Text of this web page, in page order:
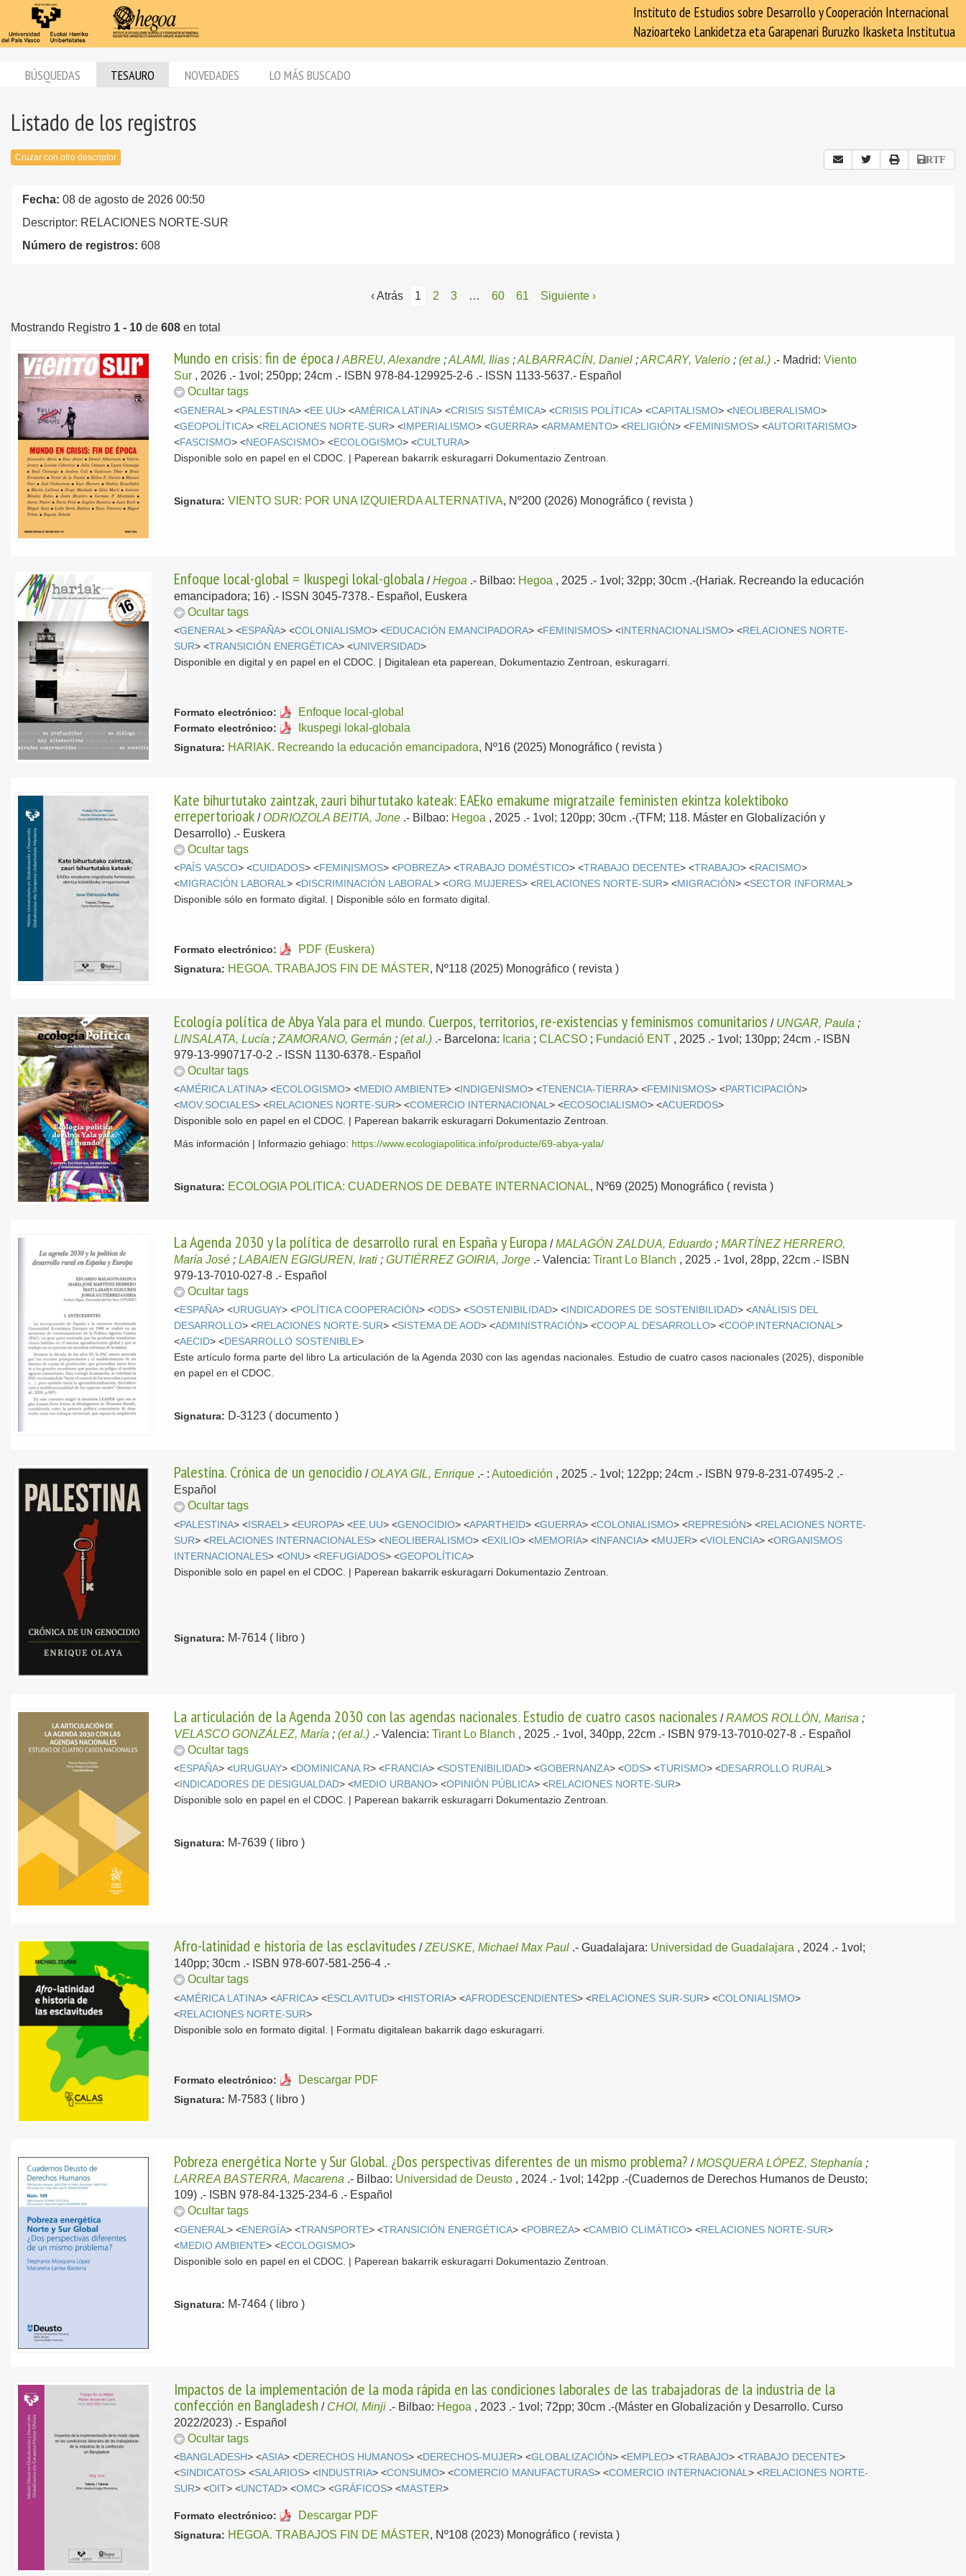
Instituto de Estudios sobre Desarrollo y Cooperación Internacional
Nazioarteko Lankidetza eta Garapenari Buruzko Ikasketa Institutua
BÚSQUEDAS TESAURO NOVEDADES LO MÁS BUSCADO
Listado de los registros
Cruzar con otro descriptor RTF
Fecha: 08 de agosto de 2026 00:50
Descriptor: RELACIONES NORTE-SUR
Número de registros: 608
‹ Atrás 1 2 3 … 60 61 Siguiente ›
Mostrando Registro 1 - 10 de 608 en total
Mundo en crisis: fin de época /ABREU, Alexandre ;ALAMI, Ilias ;ALBARRACÍN, Daniel ;ARCARY, Valerio ;(et al.) .- Madrid:Viento
Sur , 2026 .- 1vol; 250pp; 24cm .- ISBN 978-84-129925-2-6 .- ISSN 1133-5637.- Español
Ocultar tags
<GENERAL> <PALESTINA> <EE.UU> <AMÉRICA LATINA> <CRISIS SISTÉMICA> <CRISIS POLÍTICA> <CAPITALISMO> <NEOLIBERALISMO>
<GEOPOLÍTICA> <RELACIONES NORTE-SUR> <IMPERIALISMO> <GUERRA> <ARMAMENTO> <RELIGIÓN> <FEMINISMOS> <AUTORITARISMO>
<FASCISMO> <NEOFASCISMO> <ECOLOGISMO> <CULTURA>
Disponible solo en papel en el CDOC. | Paperean bakarrik eskuragarri Dokumentazio Zentroan.
Signatura: VIENTO SUR: POR UNA IZQUIERDA ALTERNATIVA, Nº200 (2026) Monográfico ( revista )
Enfoque local-global = Ikuspegi lokal-globala /Hegoa .- Bilbao: Hegoa , 2025 .- 1vol; 32pp; 30cm .-(Hariak. Recreando la educación
emancipadora; 16) .- ISSN 3045-7378.- Español, Euskera
Ocultar tags
<GENERAL> <ESPAÑA> <COLONIALISMO> <EDUCACIÓN EMANCIPADORA> <FEMINISMOS> < INTERNACIONALISMO> <RELACIONES NORTE-
SUR> <TRANSICIÓN ENERGÉTICA> <UNIVERSIDAD>
Disponible en digital y en papel en el CDOC. | Digitalean eta paperean, Dokumentazio Zentroan, eskuragarri.
Formato electrónico: Enfoque local-global
Formato electrónico: Ikuspegi lokal-globala
Signatura: HARIAK. Recreando la educación emancipadora, Nº16 (2025) Monográfico ( revista )
Kate bihurtutako zaintzak, zauri bihurtutako kateak: EAEko emakume migratzaile feministen ekintza kolektiboko
errepertorioak / ODRIOZOLA BEITIA, Jone .- Bilbao: Hegoa , 2025 .- 1vol; 120pp; 30cm .-(TFM; 118. Máster en Globalización y
Desarrollo) .- Euskera
Ocultar tags
<PAÍS VASCO> <CUIDADOS> <FEMINISMOS> <POBREZA> <TRABAJO DOMÉSTICO> <TRABAJO DECENTE> <TRABAJO> <RACISMO>
<MIGRACIÓN LABORAL> <DISCRIMINACIÓN LABORAL> <ORG.MUJERES> <RELACIONES NORTE-SUR> <MIGRACIÓN> <SECTOR INFORMAL>
Disponible sólo en formato digital. | Disponible sólo en formato digital.
Formato electrónico: PDF (Euskera)
Signatura: HEGOA. TRABAJOS FIN DE MÁSTER, Nº118 (2025) Monográfico ( revista )
Ecología política de Abya Yala para el mundo. Cuerpos, territorios, re-existencias y feminismos comunitarios / UNGAR, Paula ;
LINSALATA, Lucía ;ZAMORANO, Germán ;(et al.) .- Barcelona: Icaria ;CLACSO ; Fundació ENT , 2025 .- 1vol; 130pp; 24cm .- ISBN
979-13-990717-0-2 .- ISSN 1130-6378.- Español
Ocultar tags
<AMÉRICA LATINA> <ECOLOGISMO> <MEDIO AMBIENTE> < INDIGENISMO> <TENENCIA-TIERRA> <FEMINISMOS> <PARTICIPACIÓN>
<MOV.SOCIALES> <RELACIONES NORTE-SUR> <COMERCIO INTERNACIONAL> <ECOSOCIALISMO> <ACUERDOS>
Disponible solo en papel en el CDOC. | Paperean bakarrik eskuragarri Dokumentazio Zentroan.
Más información | Informazio gehiago: https://www.ecologiapolitica.info/producte/69-abya-yala/
Signatura: ECOLOGIA POLITICA: CUADERNOS DE DEBATE INTERNACIONAL, Nº69 (2025) Monográfico ( revista )
La Agenda 2030 y la política de desarrollo rural en España y Europa /MALAGÓN ZALDUA, Eduardo ;MARTÍNEZ HERRERO,
María José ;LABAIEN EGIGUREN, Irati ;GUTIÉRREZ GOIRIA, Jorge .-Valencia:Tirant Lo Blanch , 2025 .- 1vol, 28pp, 22cm .- ISBN
979-13-7010-027-8 .- Español
Ocultar tags
<ESPAÑA> <URUGUAY> <POLÍTICA COOPERACIÓN> <ODS> <SOSTENIBILIDAD> < INDICADORES DE SOSTENIBILIDAD> <ANÁLISIS DEL
DESARROLLO> <RELACIONES NORTE-SUR> <SISTEMA DE AOD> <ADMINISTRACIÓN> <COOP.AL DESARROLLO> <COOP.INTERNACIONAL>
<AECID> <DESARROLLO SOSTENIBLE>
Este artículo forma parte del libro La articulación de la Agenda 2030 con las agendas nacionales. Estudio de cuatro casos nacionales (2025), disponible
en papel en el CDOC.
Signatura: D-3123 ( documento )
Palestina. Crónica de un genocidio / OLAYA GIL, Enrique .- :Autoedición , 2025 .- 1vol; 122pp; 24cm .- ISBN 979-8-231-07495-2 .-
Español
Ocultar tags
<PALESTINA> < ISRAEL> <EUROPA> <EE.UU> <GENOCIDIO> <APARTHEID> <GUERRA> <COLONIALISMO> <REPRESIÓN> <RELACIONES NORTE-
SUR> <RELACIONES INTERNACIONALES> <NEOLIBERALISMO> <EXILIO> <MEMORIA> < INFANCIA> <MUJER> <VIOLENCIA> <ORGANISMOS
INTERNACIONALES> <ONU> <REFUGIADOS> <GEOPOLÍTICA>
Disponible solo en papel en el CDOC. | Paperean bakarrik eskuragarri Dokumentazio Zentroan.
Signatura: M-7614 ( libro )
La articulación de la Agenda 2030 con las agendas nacionales. Estudio de cuatro casos nacionales /RAMOS ROLLÓN, Marisa ;
VELASCO GONZÁLEZ, María ;(et al.) .-Valencia:Tirant Lo Blanch , 2025 .- 1vol, 340pp, 22cm .- ISBN 979-13-7010-027-8 .- Español
Ocultar tags
<ESPAÑA> <URUGUAY> <DOMINICANA.R> <FRANCIA> <SOSTENIBILIDAD> <GOBERNANZA> <ODS> <TURISMO> <DESARROLLO RURAL>
< INDICADORES DE DESIGUALDAD> <MEDIO URBANO> <OPINIÓN PÚBLICA> <RELACIONES NORTE-SUR>
Disponible solo en papel en el CDOC. | Paperean bakarrik eskuragarri Dokumentazio Zentroan.
Signatura: M-7639 ( libro )
Afro-latinidad e historia de las esclavitudes /ZEUSKE, Michael Max Paul .-Guadalajara: Universidad de Guadalajara , 2024 .- 1vol;
140pp; 30cm .- ISBN 978-607-581-256-4 .-
Ocultar tags
<AMÉRICA LATINA> <AFRICA> <ESCLAVITUD> <HISTORIA> <AFRODESCENDIENTES> <RELACIONES SUR-SUR> <COLONIALISMO>
<RELACIONES NORTE-SUR>
Disponible solo en formato digital. | Formatu digitalean bakarrik dago eskuragarri.
Formato electrónico: Descargar PDF
Signatura: M-7583 ( libro )
Pobreza energética Norte y Sur Global. ¿Dos perspectivas diferentes de un mismo problema? /MOSQUERA LÓPEZ, Stephanía ;
LARREA BASTERRA, Macarena .- Bilbao: Universidad de Deusto , 2024 .- 1vol; 142pp .-(Cuadernos de Derechos Humanos de Deusto;
109) .- ISBN 978-84-1325-234-6 .- Español
Ocultar tags
<GENERAL> <ENERGÍA> <TRANSPORTE> <TRANSICIÓN ENERGÉTICA> <POBREZA> <CAMBIO CLIMÁTICO> <RELACIONES NORTE-SUR>
<MEDIO AMBIENTE> <ECOLOGISMO>
Disponible solo en papel en el CDOC. | Paperean bakarrik eskuragarri Dokumentazio Zentroan.
Signatura: M-7464 ( libro )
Impactos de la implementación de la moda rápida en las condiciones laborales de las trabajadoras de la industria de la
confección en Bangladesh / CHOI, Minji .- Bilbao: Hegoa , 2023 .- 1vol; 72pp; 30cm .-(Máster en Globalización y Desarrollo. Curso
2022/2023) .- Español
Ocultar tags
<BANGLADESH> <ASIA> <DERECHOS HUMANOS> <DERECHOS-MUJER> <GLOBALIZACIÓN> <EMPLEO> <TRABAJO> <TRABAJO DECENTE>
<SINDICATOS> <SALARIOS> < INDUSTRIA> <CONSUMO> <COMERCIO MANUFACTURAS> <COMERCIO INTERNACIONAL> <RELACIONES NORTE-
SUR> <OIT> <UNCTAD> <OMC> <GRÁFICOS> <MASTER>
Formato electrónico: Descargar PDF
Signatura: HEGOA. TRABAJOS FIN DE MÁSTER, Nº108 (2023) Monográfico ( revista )